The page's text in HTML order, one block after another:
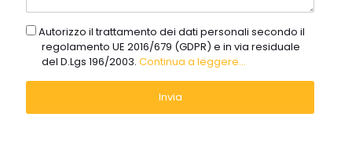
gdprAutorizzo il trattamento dei dati personali secondo il
regolamento UE 2016/679 (GDPR) e in via residuale
del D.Lgs 196/2003. Continua a leggere...